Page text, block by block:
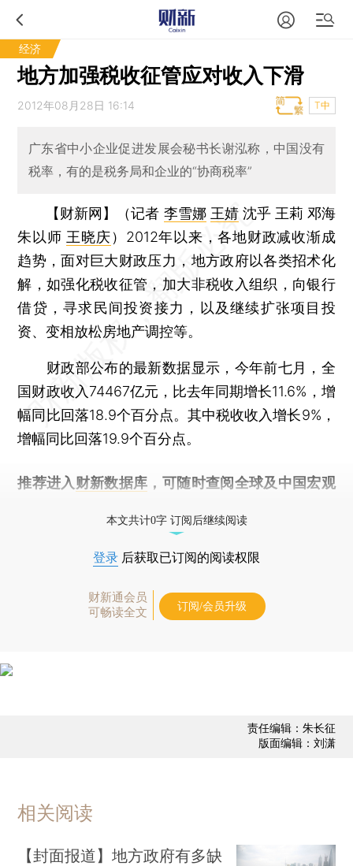
经济
地方加强税收征管应对收入下滑
2012年08月28日 16:14 T中
广东省中小企业促进发展会秘书长谢泓称，中国没有
税率，有的是税务局和企业的“协商税率”
【财新网】（记者 李雪娜 王婧沈乎 王莉 邓海
朱以师 王晓庆） 2012年以来，各地财政减收渐成
趋势，面对巨大财政压力，地方政府以各类招术化
解，如强化税收征管，加大非税收入组织，向银行
借贷，寻求民间投资接力，以及继续扩张项目投
资、变相放松房地产调控等。
财政部公布的最新数据显示，今年前七月，全
国财政收入74467亿元，比去年同期增长11.6%，增
幅同比回落18.9个百分点。其中税收收入增长9%，
增幅同比回落19.9个百分点。
推荐进入 财新数据库 ，可随时查阅全球及中国宏观
本文共计0字 订阅后继续阅读
登录 后获取已订阅的阅读权限
财新通会员
可畅读全文
订阅/会员升级
责任编辑：朱长征
版面编辑：刘潇
相关阅读
【封面报道】地方政府有多缺